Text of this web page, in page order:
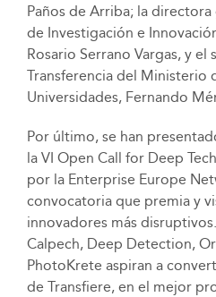
Paños de Arriba; la
de Investigación e
Rosario Serrano Vargas, y
Transferencia del Ministerio
Universidades, Fernando
Por último, se han
la VI Open Call for Deep
por la Enterprise Europe
convocatoria que premia y
innovadores más
Calpech, Deep Detection,
PhotoKrete aspiran a
de Transfiere, en el mejor